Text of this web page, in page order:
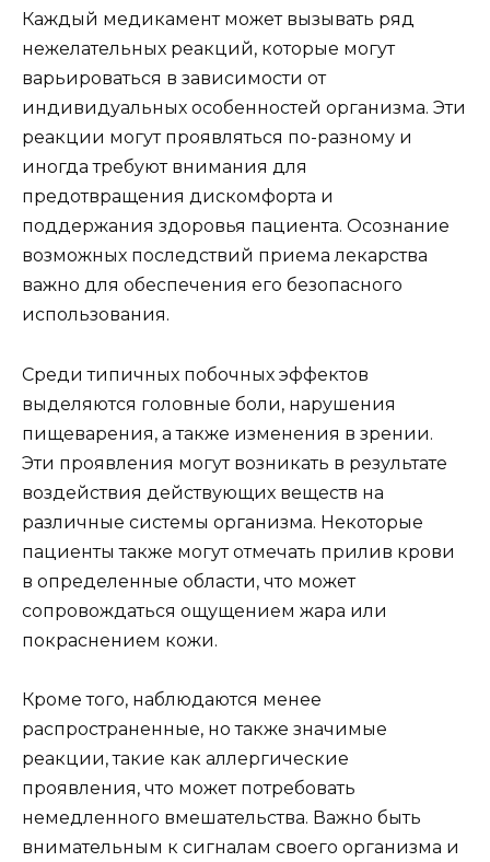
Каждый медикамент может вызывать ряд
нежелательных реакций, которые могут
варьироваться в зависимости от
индивидуальных особенностей организма. Эти
реакции могут проявляться по-разному и
иногда требуют внимания для
предотвращения дискомфорта и
поддержания здоровья пациента. Осознание
возможных последствий приема лекарства
важно для обеспечения его безопасного
использования.
Среди типичных побочных эффектов
выделяются головные боли, нарушения
пищеварения, а также изменения в зрении.
Эти проявления могут возникать в результате
воздействия действующих веществ на
различные системы организма. Некоторые
пациенты также могут отмечать прилив крови
в определенные области, что может
сопровождаться ощущением жара или
покраснением кожи.
Кроме того, наблюдаются менее
распространенные, но также значимые
реакции, такие как аллергические
проявления, что может потребовать
немедленного вмешательства. Важно быть
внимательным к сигналам своего организма и